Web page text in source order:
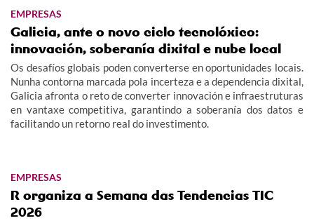
EMPRESAS
Galicia, ante o novo ciclo tecnolóxico:
innovación, soberanía dixital e nube local
Os desafíos globais poden converterse en oportunidades locais.
Nunha contorna marcada pola incerteza e a dependencia dixital,
Galicia afronta o reto de converter innovación e infraestruturas
en vantaxe competitiva, garantindo a soberanía dos datos e
facilitando un retorno real do investimento.
EMPRESAS
R organiza a Semana das Tendencias TIC
2026